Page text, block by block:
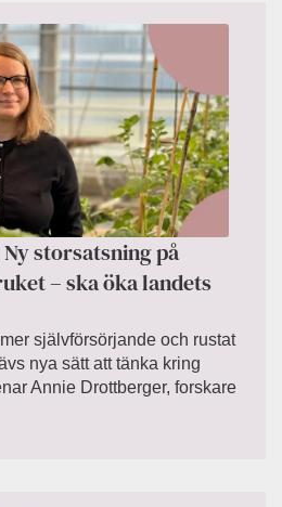
Ny storsatsning på
– ska öka landets
självförsörjande och rustat
nya sätt att tänka kring
Annie Drottberger, forskare